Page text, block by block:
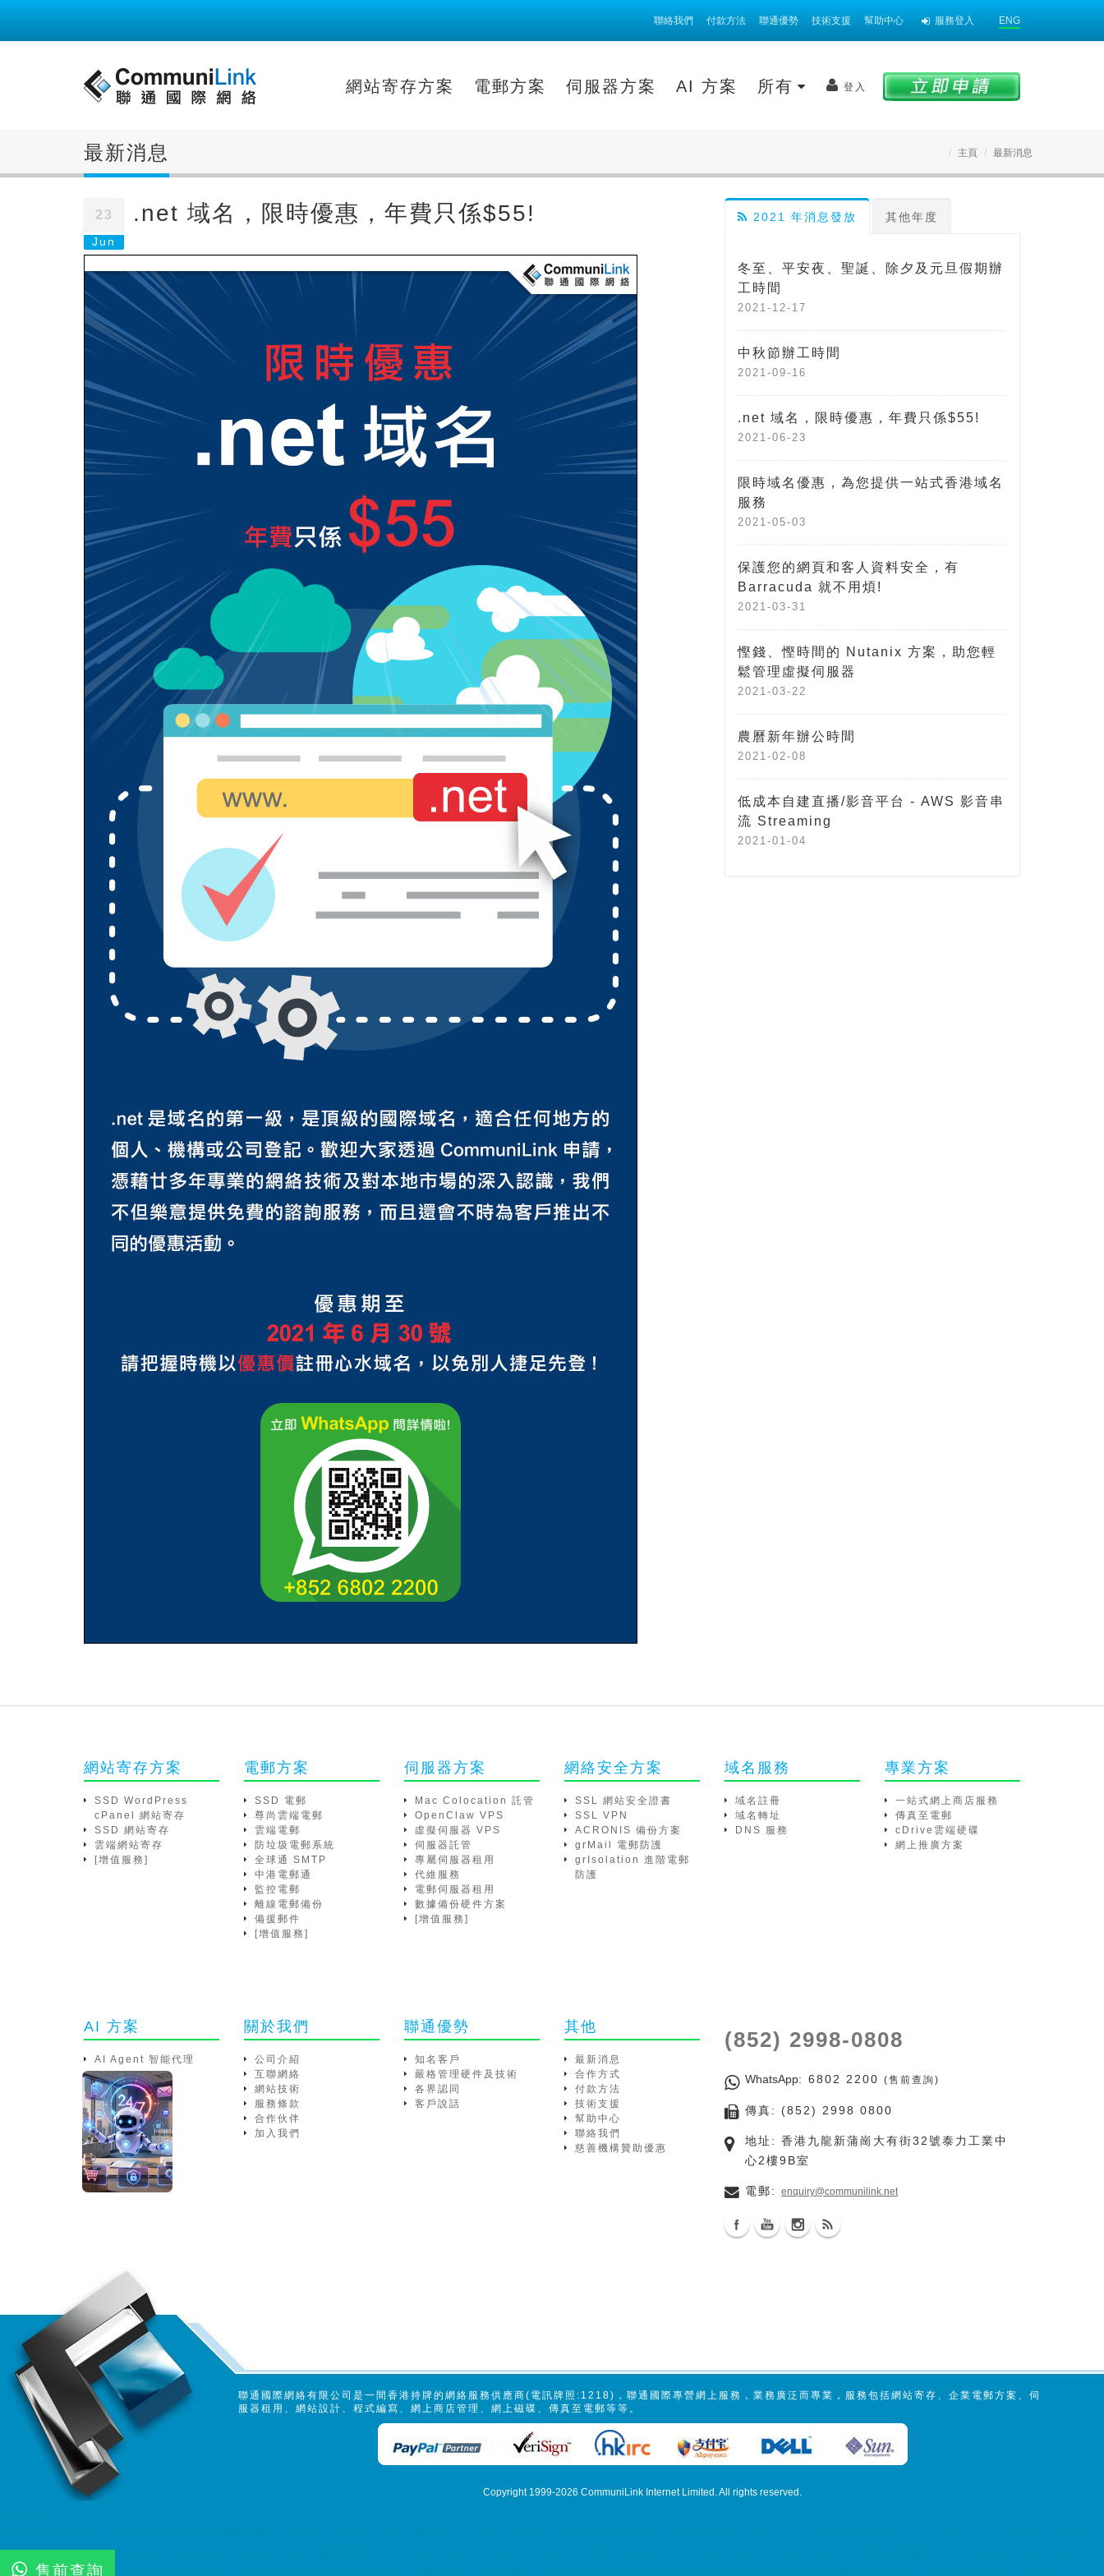
聯絡我們 付款方法 聯通優勢 技術支援 幫助中心 服務登入 ENG
網站寄存方案 電郵方案 伺服器方案 AI 方案 所有 登入
主頁 最新消息
最新消息
23
Jun
.net 域名，限時優惠，年費只係$55! 2021 年消息發放 其他年度
冬至、平安夜、聖誕、除夕及元旦假期辦
工時間
2021-12-17
中秋節辦工時間
2021-09-16
.net 域名，限時優惠，年費只係$55!
2021-06-23
限時域名優惠，為您提供一站式香港域名
服務
2021-05-03
保護您的網頁和客人資料安全，有
Barracuda 就不用煩!
2021-03-31
慳錢、慳時間的 Nutanix 方案，助您輕
鬆管理虛擬伺服器
2021-03-22
農曆新年辦公時間
2021-02-08
低成本自建直播/影音平台 - AWS 影音串
流 Streaming
2021-01-04
網站寄存方案
SSD WordPress
cPanel 網站寄存
SSD 網站寄存
雲端網站寄存
[增值服務]
電郵方案
SSD 電郵
尊尚雲端電郵
雲端電郵
防垃圾電郵系統
全球通 SMTP
中港電郵通
監控電郵
離線電郵備份
備援郵件
[增值服務]
伺服器方案
Mac Colocation 託管
OpenClaw VPS
虛擬伺服器 VPS
伺服器託管
專屬伺服器租用
代維服務
電郵伺服器租用
數據備份硬件方案
[增值服務]
網絡安全方案
SSL 網站安全證書
SSL VPN
ACRONIS 備份方案
grMail 電郵防護
grIsolation 進階電郵
防護
域名服務
域名註冊
域名轉址
DNS 服務
專業方案
一站式網上商店服務
傳真至電郵
cDrive雲端硬碟
網上推廣方案
AI 方案
AI Agent 智能代理
關於我們
公司介紹
互聯網絡
網站技術
服務條款
合作伙伴
加入我們
聯通優勢
知名客戶
嚴格管理硬件及技術
各界認同
客戶說話
其他
最新消息
合作方式
付款方法
技術支援
幫助中心
聯絡我們
慈善機構贊助優惠
(852) 2998-0808
WhatsApp: 6802 2200 (售前查詢)
傳真: (852) 2998 0800
地址: 香港九龍新蒲崗大有街32號泰力工業中
心2樓9B室
電郵: enquiry@communilink.net
聯通國際網絡有限公司是一間香港持牌的網絡服務供應商(電訊牌照:1218)，聯通國際專營網上服務，業務廣泛而專業，服務包括網站寄存、企業電郵方案、伺
服器租用、網站設計、程式編寫、網上商店管理、網上磁碟、傳真至電郵等等。
Copyright 1999-2026 CommuniLink Internet Limited . All rights reserved.
Japan Server, China Server dedicated server, Dell 伺服器租用, Dell Server Rental hosting, web hosting, hosting hk, cloud hosting, ssd hosting, SSD 網站寄存, Unix Hosting, Windows
Hosting colocation, server colocation, colocation hk, hk datacenter, 伺服器託管, 托管伺服器, 香港數據中心 7x24 ssd email, cloud email, Email Server Rental, Spam Controller, Global
售前查詢